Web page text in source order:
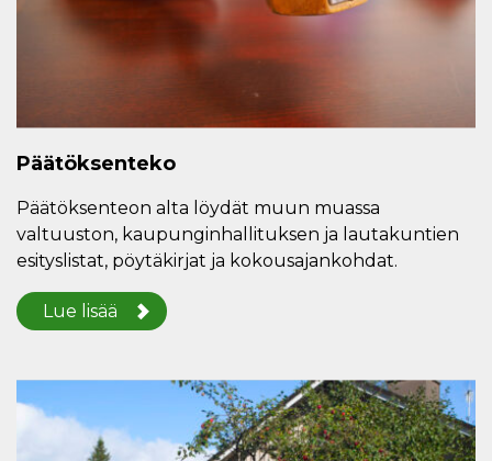
Päätöksenteko
Päätöksenteon alta löydät muun muassa
valtuuston, kaupunginhallituksen ja lautakuntien
esityslistat, pöytäkirjat ja kokousajankohdat.
Lue lisää